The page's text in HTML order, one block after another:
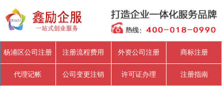
杨浦区公司注册 注册流程费用 外资公司注册 商标注册
代理记帐 公司变更注销 许可证办理 注册指南